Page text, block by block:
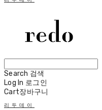
Search 검색
Log In 로그인
Cart장바구니
리두데이